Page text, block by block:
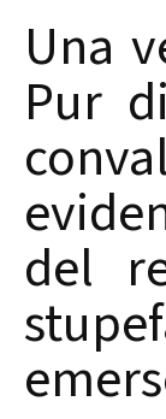
Una
Pur
del